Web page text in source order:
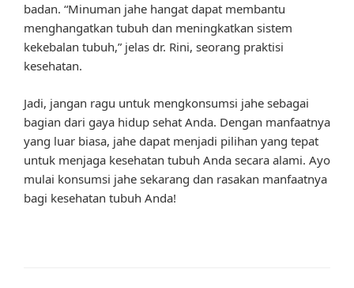
badan. “Minuman jahe hangat dapat membantu
menghangatkan tubuh dan meningkatkan sistem
kekebalan tubuh,” jelas dr. Rini, seorang praktisi
kesehatan.
Jadi, jangan ragu untuk mengkonsumsi jahe sebagai
bagian dari gaya hidup sehat Anda. Dengan manfaatnya
yang luar biasa, jahe dapat menjadi pilihan yang tepat
untuk menjaga kesehatan tubuh Anda secara alami. Ayo
mulai konsumsi jahe sekarang dan rasakan manfaatnya
bagi kesehatan tubuh Anda!